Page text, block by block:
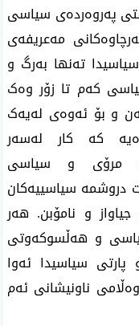
پەروەردەی سیاسی
مەعریفەی
تەنها بەرگ و
کەم تا زۆر وەک
و بۆ ئەوەی لەیەک
کە کار لەسەر
مرۆی و سیاسی
دروشمە سیاسییەکان
و نامۆبن. هەر
و هەڵسوکەوتی
سیاسیدا ئەوا
ناونیشانی ئەم